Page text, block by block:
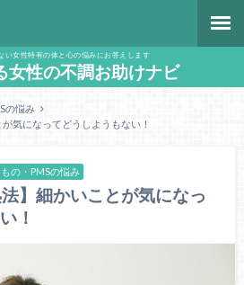
い女性特有の体と心の悩みにお答えします
女性の不調お助けナビ
の悩み
気になってどうしようもない！
の・PMSの悩み
法】細かいことが気になっ
！